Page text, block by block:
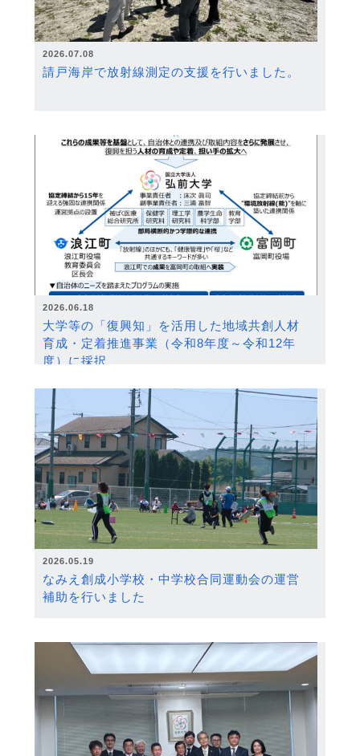
2026.07.08
請戸海岸で放射線測定の支援を行いました。
2026.06.18
大学等の「復興知」を活用した地域共創人材
育成・定着推進事業（令和8年度～令和12年
度）に採択
2026.05.19
なみえ創成小学校・中学校合同運動会の運営
補助を行いました